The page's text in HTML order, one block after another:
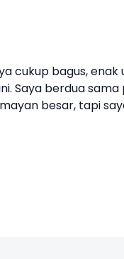
cukup bagus,
Saya berdua sama
besar, tapi